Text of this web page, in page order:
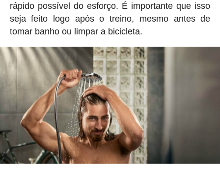
rápido possível do esforço. É importante que isso
seja feito logo após o treino, mesmo antes de
tomar banho ou limpar a bicicleta.